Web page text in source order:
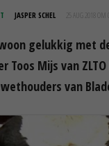
JASPER SCHEL 25 AUG 2018 OM
gelukkig met
Toos Mijs van
van